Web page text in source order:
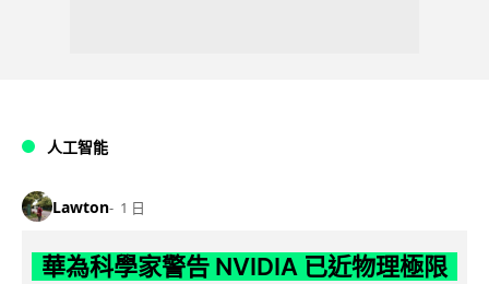
人工智能
Lawton 1 日
華為科學家警告 NVIDIA 已近物理極限